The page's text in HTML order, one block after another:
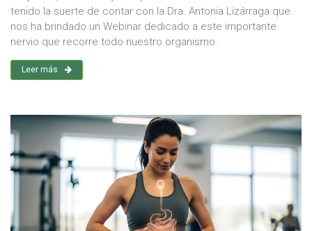
tenido la suerte de contar con la Dra. Antonia Lizárraga que
nos ha brindado un Webinar dedicado a este importante
nervio que recorre todo nuestro organismo.
Leer más